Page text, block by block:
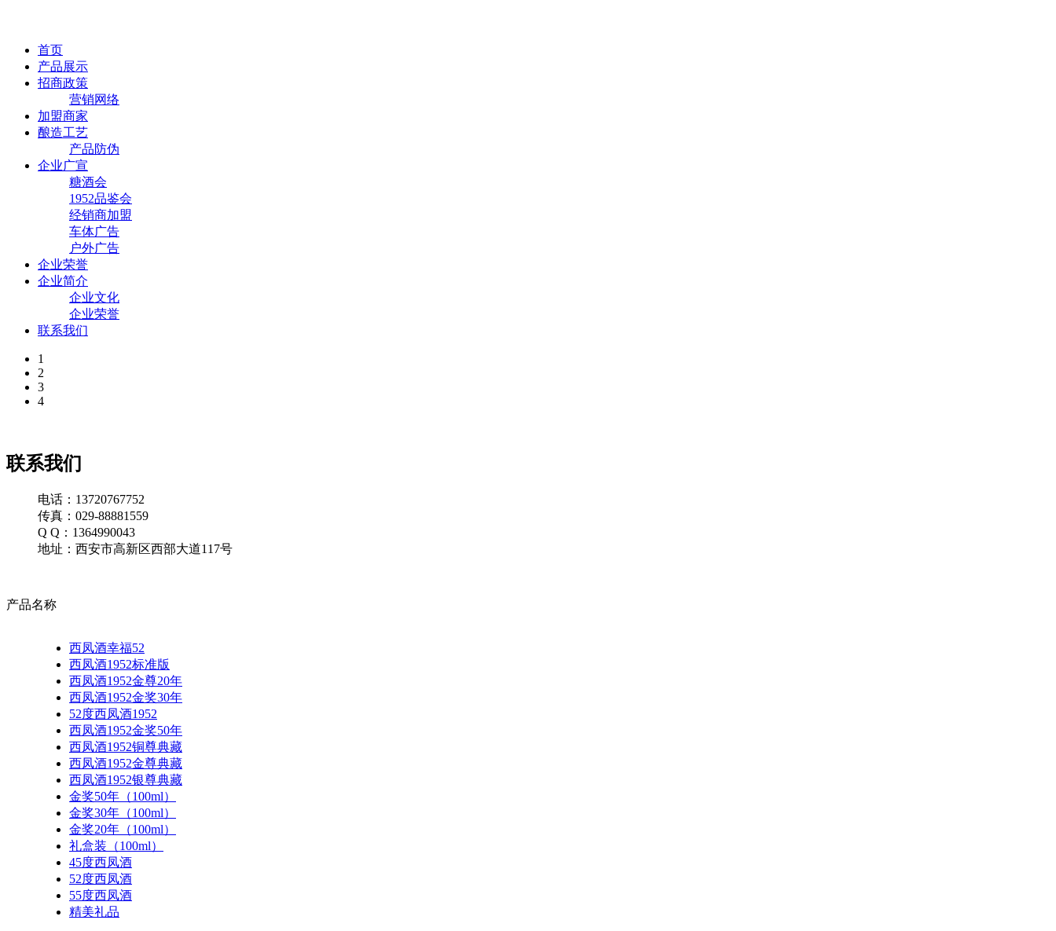
首页
产品展示
招商政策
营销网络
加盟商家
酿造工艺
产品防伪
企业广宣
糖酒会
1952品鉴会
经销商加盟
车体广告
户外广告
企业荣誉
企业简介
企业文化
企业荣誉
联系我们
1
2
3
4
联系我们
电话：13720767752
传真：029-88881559
Q Q：1364990043
地址：西安市高新区西部大道117号
产品名称
西凤酒幸福52
西凤酒1952标准版
西凤酒1952金尊20年
西凤酒1952金奖30年
52度西凤酒1952
西凤酒1952金奖50年
西凤酒1952铜尊典藏
西凤酒1952金尊典藏
西凤酒1952银尊典藏
金奖50年（100ml）
金奖30年（100ml）
金奖20年（100ml）
礼盒装（100ml）
45度西凤酒
52度西凤酒
55度西凤酒
精美礼品